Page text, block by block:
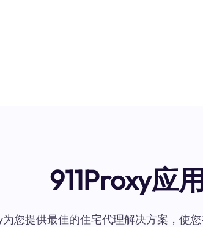
911Proxy应
为您提供最佳的住宅代理解决方案，使